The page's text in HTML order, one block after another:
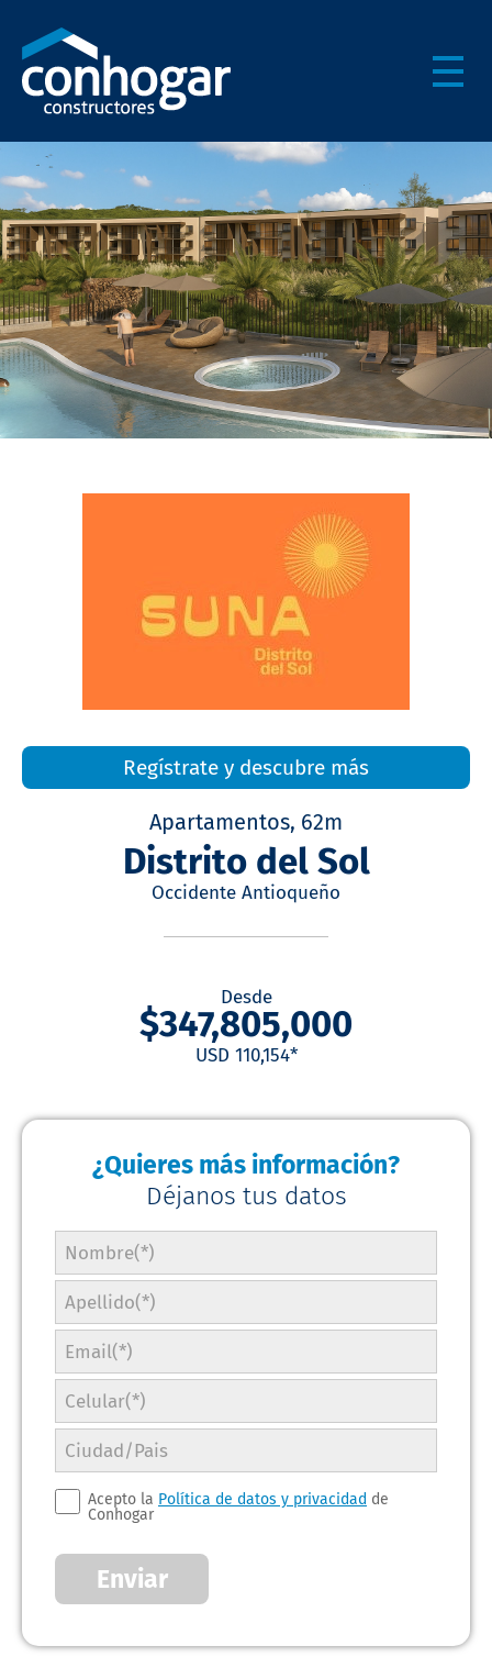
Regístrate y descubre más
Apartamentos, 62m
Distrito del Sol
Occidente Antioqueño
Desde
$347,805,000
USD 110,154*
¿Quieres más información?
Déjanos tus datos
Acepto la Política de datos y privacidad de
Conhogar
Enviar